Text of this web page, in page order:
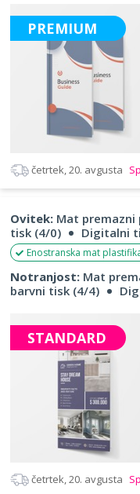
PREMIUM
četrtek, 20. avgusta
Ovitek: Mat premazni
tisk (4/0)
Digitalni
Enostranska mat
Notranjost: Mat
barvni tisk (4/4)
STANDARD
četrtek, 20. avgusta